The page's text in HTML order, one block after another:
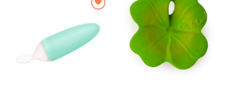
na listu
Dodajte
na listu
želja